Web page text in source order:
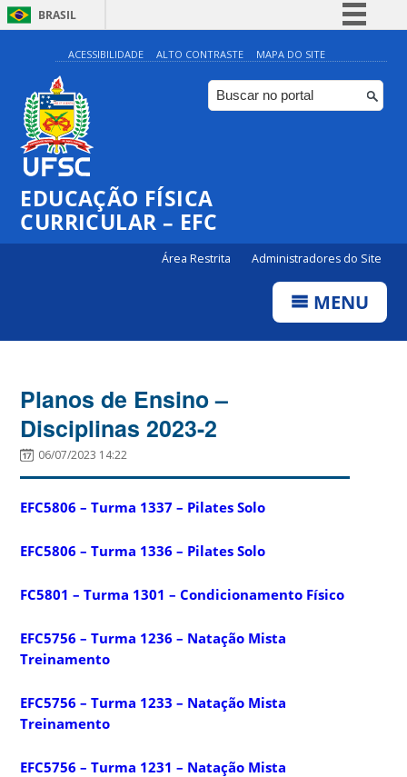
BRASIL
Simplifique!
Comunica BR
Participe
ACESSIBILIDADE ALTO CONTRASTE MAPA DO SITE
EDUCAÇÃO FÍSICA
CURRICULAR – EFC
Área Restrita Administradores do Site
MENU
Planos de Ensino –
Disciplinas 2023-2
06/07/2023 14:22
EFC5806 – Turma 1337 – Pilates Solo
EFC5806 – Turma 1336 – Pilates Solo
FC5801 – Turma 1301 – Condicionamento Físico
EFC5756 – Turma 1236 – Natação Mista
Treinamento
EFC5756 – Turma 1233 – Natação Mista
Treinamento
EFC5756 – Turma 1231 – Natação Mista